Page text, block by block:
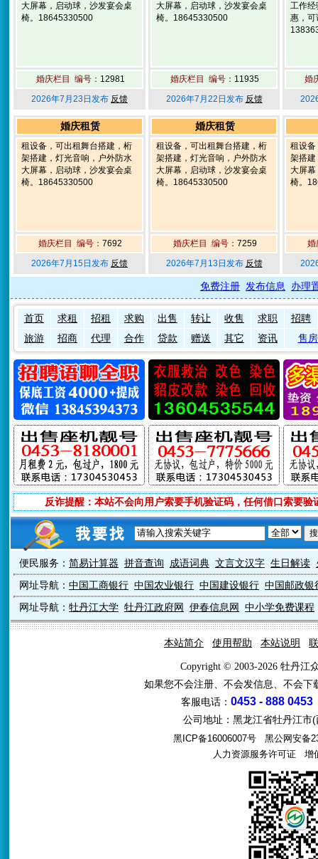
大屏幕，启动球，沙发宴会桌
椅。18645330500
婚庆栏目 编号： 12981
2026年7月23日发布 反馈
大屏幕，启动球，沙发宴会桌
椅。18645330500
婚庆栏目 编号： 11935
2026年7月22日发布 反馈
工作经
惠，可
婚
婚庆租赁
租设备，可出租舞台搭建，桁
架搭建，灯光音响，户外防水
大屏幕，启动球，沙发宴会桌
椅。18645330500
婚庆栏目 编号： 7692
2026年7月15日发布 反馈
婚庆租赁
租设备，可出租舞台搭建，桁
架搭建，灯光音响，户外防水
大屏幕，启动球，沙发宴会桌
椅。18645330500
婚庆栏目 编号： 7259
2026年7月13日发布 反馈
租设备
架搭建
大屏幕
椅。
婚
免费注册 发布信息 办理
首页 求租 招租 求购 出售 转让 收售 求职
招聘
旅游
招商 代理 合作 贷款 赠送 其它 资讯 售
反诈提醒：本站不会向用户索要手机验证码，任何借口索要
便民服务： 简易计算器 拼音查询 成语词典 文言文汉字 生日解读
网址导航： 中国工商银行 中国农业银行 中国建设银行 中国邮政银
网址导航： 牡丹江大学 牡丹江政府网 伊春信息网 中小学免费课程
本站简介 使用帮助 本站说明
Copyright © 2003-2026 牡丹江
如果您不会注册、不会发信息、不会
客服电话： 0453 - 888 0453
公司地址：黑龙江省牡丹江市
黑ICP备16006007号
黑公网安备
人力资源服务许可证增值